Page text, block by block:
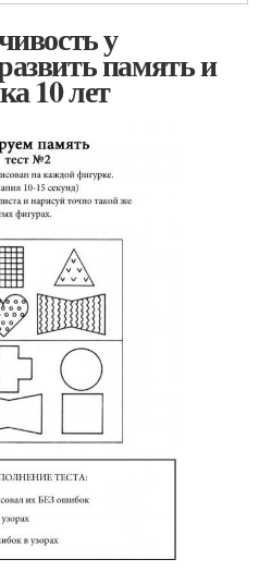
у
память и
10 лет